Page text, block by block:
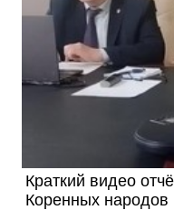
Краткий видео
Коренных народов